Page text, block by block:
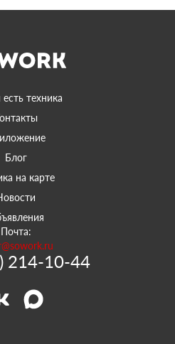
техника
Блог
на карте
Почта:
214-10-44